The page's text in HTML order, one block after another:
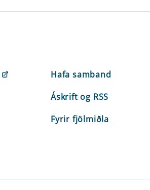
Hafa samband
Áskrift og RSS
Fyrir fjölmiðla